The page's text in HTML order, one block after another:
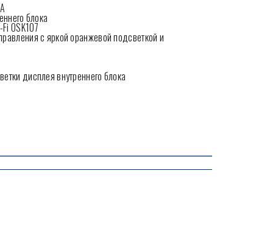
блока
OSK107
с яркой оранжевой подсветкой и
дисплея внутреннего блока